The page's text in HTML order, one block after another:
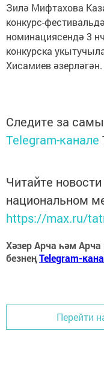
Зилә Мифтахова
конкурс-
номинациясендә 3
конкурска
Хисамиев әзерләгән.
Следите за
Telegram-канале
Читайте
национальном
https://max.ru/
Хәзер Арча һәм
безнеңTelegram-
Перейти